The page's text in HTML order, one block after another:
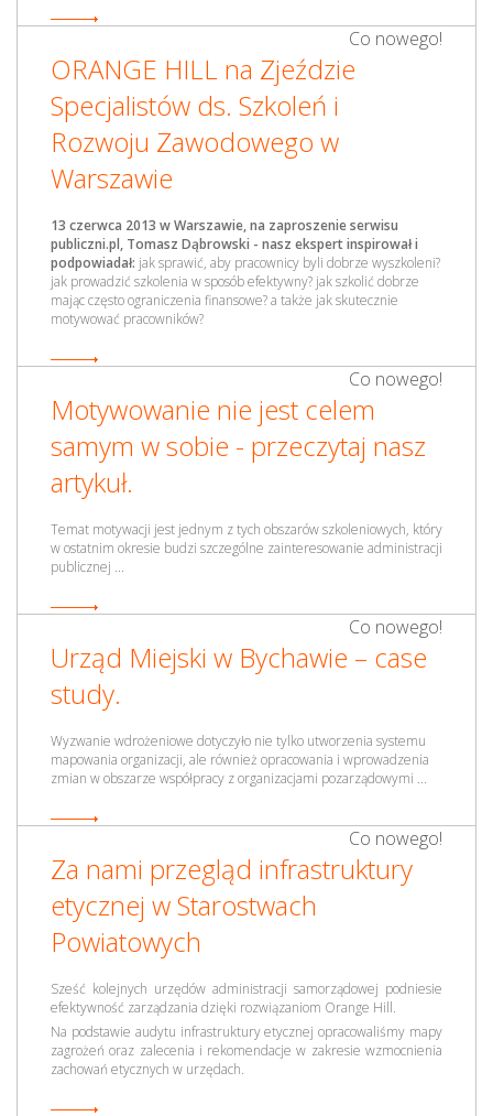
Co nowego!
ORANGE HILL na Zjeździe
Specjalistów ds. Szkoleń i
Rozwoju Zawodowego w
Warszawie
13 czerwca 2013 w Warszawie, na zaproszenie serwisu
publiczni.pl, Tomasz Dąbrowski - nasz ekspert inspirował i
podpowiadał: jak sprawić, aby pracownicy byli dobrze wyszkoleni?
jak prowadzić szkolenia w sposób efektywny? jak szkolić dobrze
mając często ograniczenia finansowe? a także jak skutecznie
motywować pracowników?
Co nowego!
Motywowanie nie jest celem
samym w sobie - przeczytaj nasz
artykuł.
Temat motywacji jest jednym z tych obszarów szkoleniowych, który
w ostatnim okresie budzi szczególne zainteresowanie administracji
publicznej ...
Co nowego!
Urząd Miejski w Bychawie – case
study.
Wyzwanie wdrożeniowe dotyczyło nie tylko utworzenia systemu
mapowania organizacji, ale również opracowania i wprowadzenia
zmian w obszarze współpracy z organizacjami pozarządowymi ...
Co nowego!
Za nami przegląd infrastruktury
etycznej w Starostwach
Powiatowych
Sześć kolejnych urzędów administracji samorządowej podniesie
efektywność zarządzania dzięki rozwiązaniom Orange Hill.
Na podstawie audytu infrastruktury etycznej opracowaliśmy mapy
zagrożeń oraz zalecenia i rekomendacje w zakresie wzmocnienia
zachowań etycznych w urzędach.